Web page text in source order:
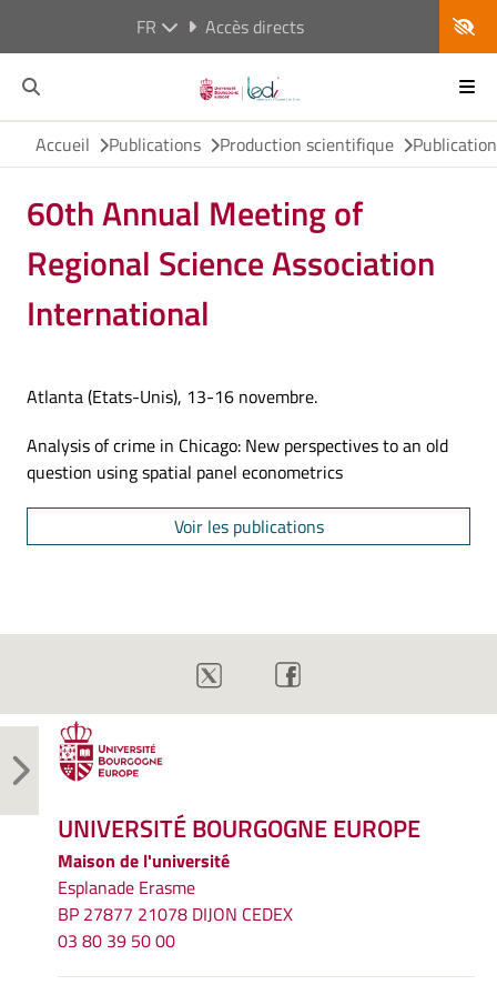
FR Accès directs
Accueil Publications Production scientifique
60th Annual Meeting of
Regional Science Association
International
Atlanta (Etats-Unis), 13-16 novembre.
Analysis of crime in Chicago: New perspectives to an old
question using spatial panel econometrics
Voir les publications
UNIVERSITÉ BOURGOGNE EUROPE
Maison de l'université
Esplanade Erasme
BP 27877 21078 DIJON CEDEX
03 80 39 50 00